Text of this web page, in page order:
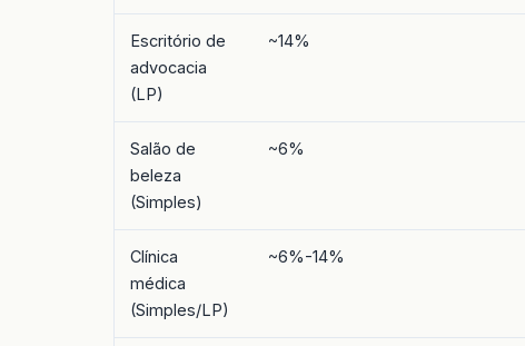
Escritório de
advocacia
(LP)
~14%
Salão de
beleza
(Simples)
~6%
Clínica
médica
(Simples/LP)
~6%-14%